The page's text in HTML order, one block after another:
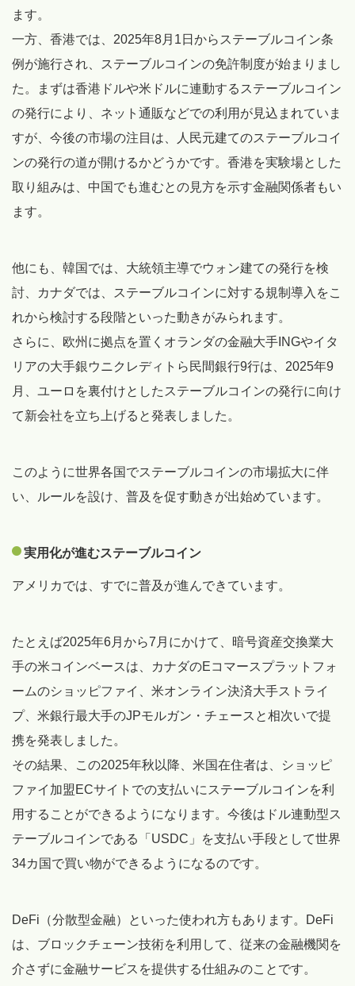
ます。
一方、香港では、2025年8月1日からステーブルコイン条
例が施行され、ステーブルコインの免許制度が始まりまし
た。まずは香港ドルや米ドルに連動するステーブルコイン
の発行により、ネット通販などでの利用が見込まれていま
すが、今後の市場の注目は、人民元建てのステーブルコイ
ンの発行の道が開けるかどうかです。香港を実験場とした
取り組みは、中国でも進むとの見方を示す金融関係者もい
ます。
他にも、韓国では、大統領主導でウォン建ての発行を検
討、カナダでは、ステーブルコインに対する規制導入をこ
れから検討する段階といった動きがみられます。
さらに、欧州に拠点を置くオランダの金融大手INGやイタ
リアの大手銀ウニクレディトら民間銀行9行は、2025年9
月、ユーロを裏付けとしたステーブルコインの発行に向け
て新会社を立ち上げると発表しました。
このように世界各国でステーブルコインの市場拡大に伴
い、ルールを設け、普及を促す動きが出始めています。
実用化が進むステーブルコイン
アメリカでは、すでに普及が進んできています。
たとえば2025年6月から7月にかけて、暗号資産交換業大
手の米コインベースは、カナダのEコマースプラットフォ
ームのショッピファイ、米オンライン決済大手ストライ
プ、米銀行最大手のJPモルガン・チェースと相次いで提
携を発表しました。
その結果、この2025年秋以降、米国在住者は、ショッピ
ファイ加盟ECサイトでの支払いにステーブルコインを利
用することができるようになります。今後はドル連動型ス
テーブルコインである「USDC」を支払い手段として世界
34カ国で買い物ができるようになるのです。
DeFi（分散型金融）といった使われ方もあります。DeFi
は、ブロックチェーン技術を利用して、従来の金融機関を
介さずに金融サービスを提供する仕組みのことです。